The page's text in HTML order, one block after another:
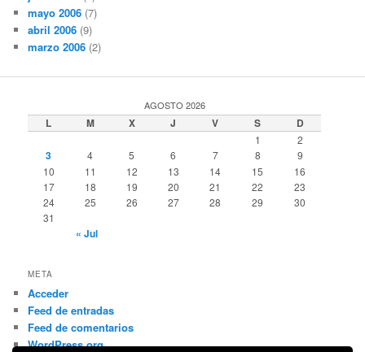
mayo 2006 (7)
abril 2006 (9)
marzo 2006 (2)
AGOSTO 2026
L M X J V S D
1 2
3 4 5 6 7 8
9
10
11 12 13 14 15
16
17
18 19 20 21 22
23
24
25 26 27 28 29
30
31
« Jul
META
Acceder
Feed de entradas
Feed de comentarios
WordPress.org